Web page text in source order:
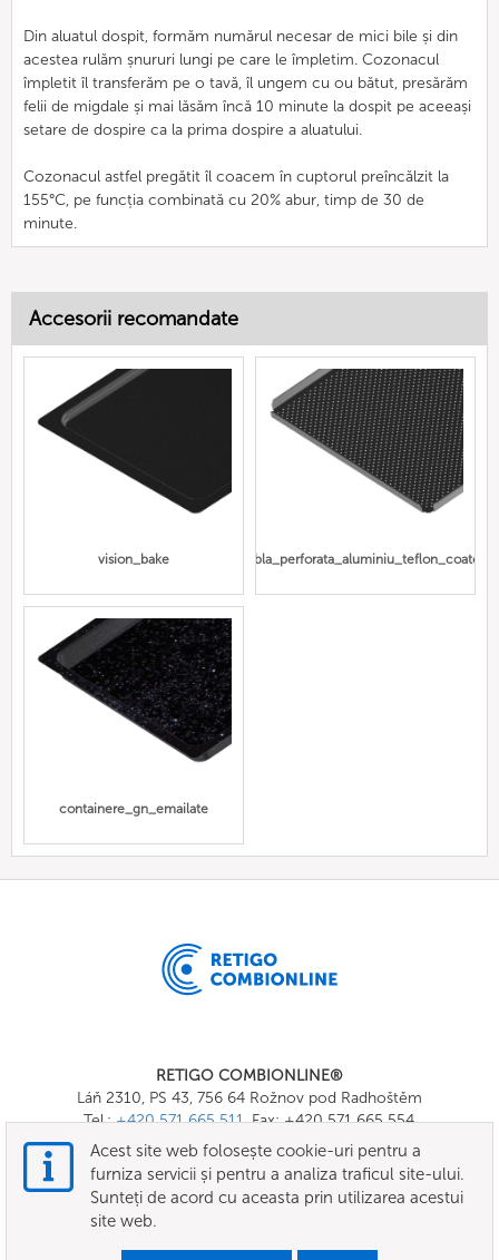
Din aluatul dospit, formăm numărul necesar de mici bile și din
acestea rulăm șnururi lungi pe care le împletim. Cozonacul
împletit îl transferăm pe o tavă, îl ungem cu ou bătut, presărăm
felii de migdale și mai lăsăm încă 10 minute la dospit pe aceeași
setare de dospire ca la prima dospire a aluatului.
Cozonacul astfel pregătit îl coacem în cuptorul preîncălzit la
155°C, pe funcția combinată cu 20% abur, timp de 30 de
minute.
Accesorii recomandate
vision_bake tabla_perforata_aluminiu_teflon_coated
containere_gn_emailate
RETIGO COMBIONLINE®
Láň 2310, PS 43, 756 64 Rožnov pod Radhoštěm
Tel.:+420 571 665 511, Fax: +420 571 665 554
E-mail:
info@combionline.com
TERMENI SI CONDITII
Acest site web folosește cookie-uri pentru a
furniza servicii și pentru a analiza traficul site-ului.
Sunteți de acord cu aceasta prin utilizarea acestui
site web.